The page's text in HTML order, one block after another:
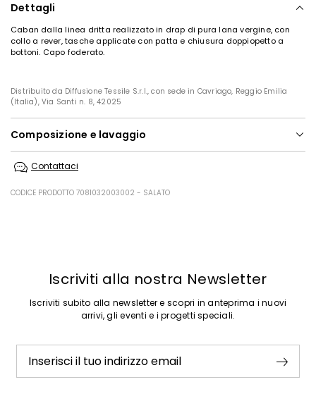
Dettagli
Caban dalla linea dritta realizzato in drap di pura lana vergine, con
collo a rever, tasche applicate con patta e chiusura doppiopetto a
bottoni. Capo foderato.
Distribuito da Diffusione Tessile S.r.l., con sede in Cavriago, Reggio Emilia
(Italia), Via Santi n. 8, 42025
Composizione e lavaggio
stirare a max 110; lavare a secco delicato con percloroetilene.
Tessuto 100% lana vergine; fodera 100% poliestere.
Contattaci
CODICE PRODOTTO 7081032003002 - SALATO
Iscriviti alla nostra Newsletter
Iscriviti subito alla newsletter e scopri in anteprima i nuovi
arrivi, gli eventi e i progetti speciali.
Inserisci il tuo indirizzo email